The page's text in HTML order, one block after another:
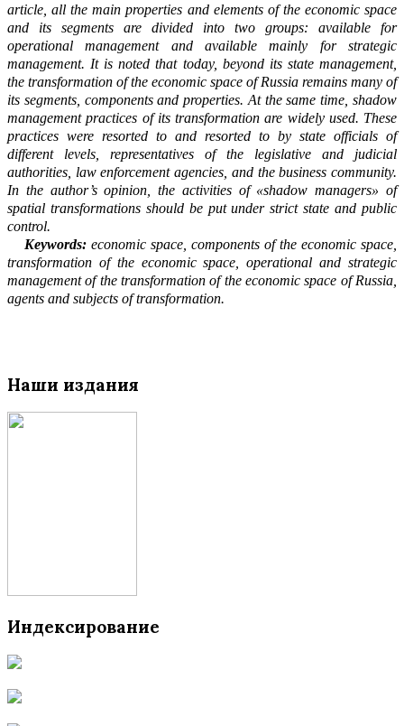
article, all the main properties and elements of the economic space
and its segments are divided into two groups: available for
operational management and available mainly for strategic
management. It is noted that today, beyond its state management,
the transformation of the economic space of Russia remains many of
its segments, components and properties. At the same time, shadow
management practices of its transformation are widely used. These
practices were resorted to and resorted to by state officials of
different levels, representatives of the legislative and judicial
authorities, law enforcement agencies, and the business community.
In the author’s opinion, the activities of «shadow managers» of
spatial transformations should be put under strict state and public
control.
Keywords:economic space, components of the economic space,
transformation of the economic space, operational and strategic
management of the transformation of the economic space of Russia,
agents and subjects of transformation.
Наши издания
Индексирование